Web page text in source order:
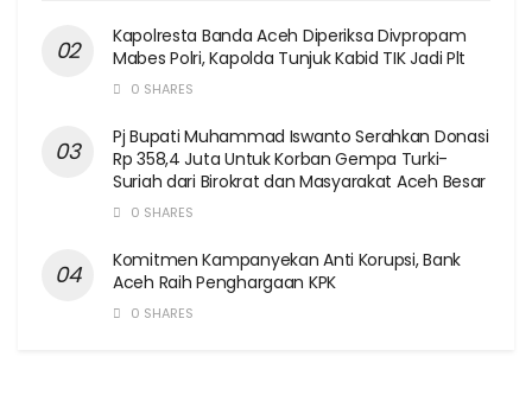
Kapolresta Banda Aceh Diperiksa Divpropam
Mabes Polri, Kapolda Tunjuk Kabid TIK Jadi Plt
0 SHARES
Pj Bupati Muhammad Iswanto Serahkan Donasi
Rp 358,4 Juta Untuk Korban Gempa Turki-
Suriah dari Birokrat dan Masyarakat Aceh Besar
0 SHARES
Komitmen Kampanyekan Anti Korupsi, Bank
Aceh Raih Penghargaan KPK
0 SHARES